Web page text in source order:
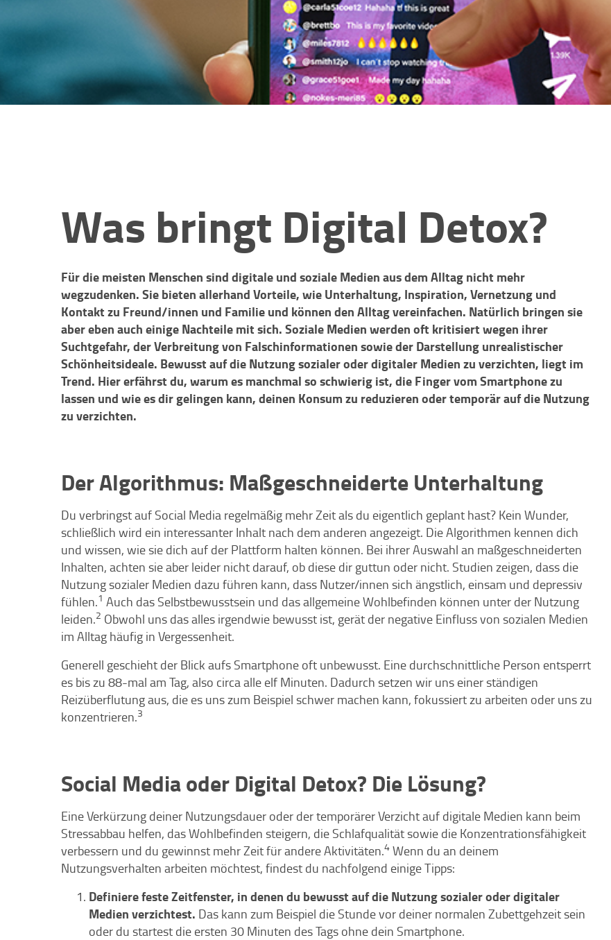
Was bringt Digital Detox?
Für die meisten Menschen sind digitale und soziale Medien aus dem Alltag nicht mehr
wegzudenken. Sie bieten allerhand Vorteile, wie Unterhaltung, Inspiration, Vernetzung und
Kontakt zu Freund/innen und Familie und können den Alltag vereinfachen. Natürlich bringen sie
aber eben auch einige Nachteile mit sich. Soziale Medien werden oft kritisiert wegen ihrer
Suchtgefahr, der Verbreitung von Falschinformationen sowie der Darstellung unrealistischer
Schönheitsideale. Bewusst auf die Nutzung sozialer oder digitaler Medien zu verzichten, liegt im
Trend. Hier erfährst du, warum es manchmal so schwierig ist, die Finger vom Smartphone zu
lassen und wie es dir gelingen kann, deinen Konsum zu reduzieren oder temporär auf die Nutzung
zu verzichten.
Der Algorithmus: Maßgeschneiderte Unterhaltung
Du verbringst auf Social Media regelmäßig mehr Zeit als du eigentlich geplant hast? Kein Wunder,
schließlich wird ein interessanter Inhalt nach dem anderen angezeigt. Die Algorithmen kennen dich
und wissen, wie sie dich auf der Plattform halten können. Bei ihrer Auswahl an maßgeschneiderten
Inhalten, achten sie aber leider nicht darauf, ob diese dir guttun oder nicht. Studien zeigen, dass die
Nutzung sozialer Medien dazu führen kann, dass Nutzer/innen sich ängstlich, einsam und depressiv
fühlen.1 Auch das Selbstbewusstsein und das allgemeine Wohlbefinden können unter der Nutzung
leiden.2 Obwohl uns das alles irgendwie bewusst ist, gerät der negative Einfluss von sozialen Medien
im Alltag häufig in Vergessenheit.
Generell geschieht der Blick aufs Smartphone oft unbewusst. Eine durchschnittliche Person entsperrt
es bis zu 88-mal am Tag, also circa alle elf Minuten. Dadurch setzen wir uns einer ständigen
Reizüberflutung aus, die es uns zum Beispiel schwer machen kann, fokussiert zu arbeiten oder uns zu
konzentrieren.3
Social Media oder Digital Detox? Die Lösung?
Eine Verkürzung deiner Nutzungsdauer oder der temporärer Verzicht auf digitale Medien kann beim
Stressabbau helfen, das Wohlbefinden steigern, die Schlafqualität sowie die Konzentrationsfähigkeit
verbessern und du gewinnst mehr Zeit für andere Aktivitäten.4 Wenn du an deinem
Nutzungsverhalten arbeiten möchtest, findest du nachfolgend einige Tipps:
Definiere feste Zeitfenster, in denen du bewusst auf die Nutzung sozialer oder digitaler
Medien verzichtest. Das kann zum Beispiel die Stunde vor deiner normalen Zubettgehzeit sein
oder du startest die ersten 30 Minuten des Tags ohne dein Smartphone.